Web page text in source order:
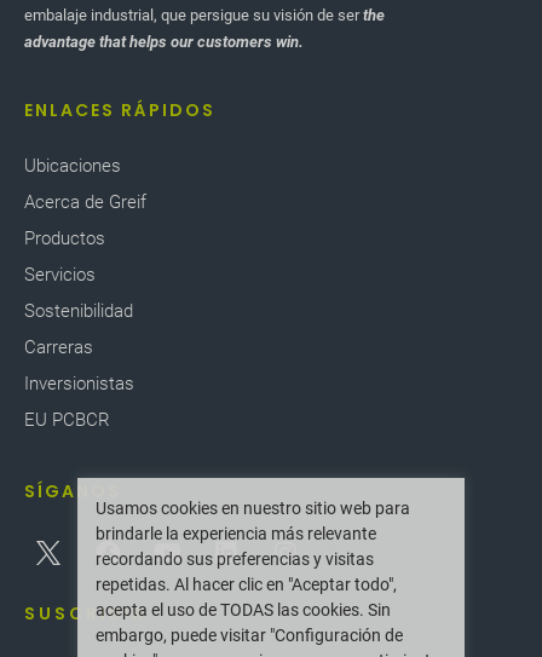
embalaje industrial, que persigue su visión de serthe
advantage that helps our customers win.
ENLACES RÁPIDOS
Ubicaciones
Acerca de Greif
Productos
Servicios
Sostenibilidad
Carreras
Inversionistas
EU PCBCR
SÍGANOS
SUSCRIBIR
Usamos cookies en nuestro sitio web para
brindarle la experiencia más relevante
recordando sus preferencias y visitas
repetidas. Al hacer clic en "Aceptar todo",
acepta el uso de TODAS las cookies. Sin
embargo, puede visitar "Configuración de